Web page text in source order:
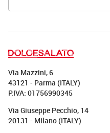
Via Mazzini, 6
43121 - Parma (ITALY)
P.IVA: 01756990345
Via Giuseppe Pecchio, 14
20131 - Milano (ITALY)